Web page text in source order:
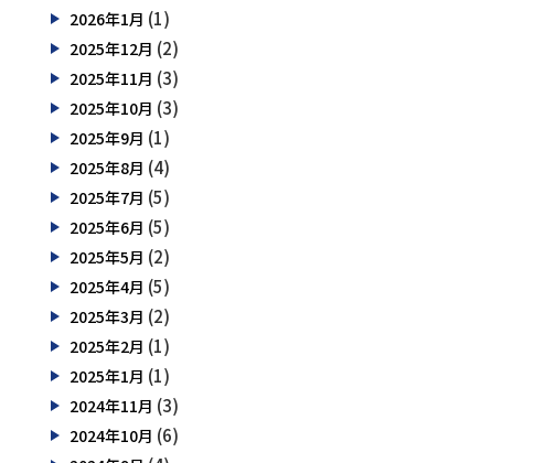
2026年1月 (1)
2025年12月 (2)
2025年11月 (3)
2025年10月 (3)
2025年9月 (1)
2025年8月 (4)
2025年7月 (5)
2025年6月 (5)
2025年5月 (2)
2025年4月 (5)
2025年3月 (2)
2025年2月 (1)
2025年1月 (1)
2024年11月 (3)
2024年10月 (6)